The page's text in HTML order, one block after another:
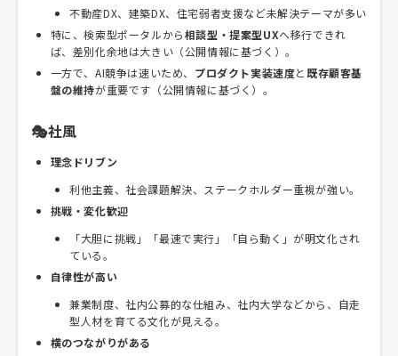
不動産DX、建築DX、住宅弱者支援など未解決テーマが多い
特に、検索型ポータルから相談型・提案型UXへ移行できれ
ば、差別化余地は大きい（公開情報に基づく）。
一方で、AI競争は速いため、 プロダクト実装速度と既存顧客基
盤の維持が重要です（公開情報に基づく）。
🎭社風
理念ドリブン
利他主義、社会課題解決、ステークホルダー重視が強い。
挑戦・変化歓迎
「大胆に挑戦」「最速で実行」「自ら動く」が明文化され
ている。
自律性が高い
兼業制度、社内公募的な仕組み、社内大学などから、自走
型人材を育てる文化が見える。
横のつながりがある